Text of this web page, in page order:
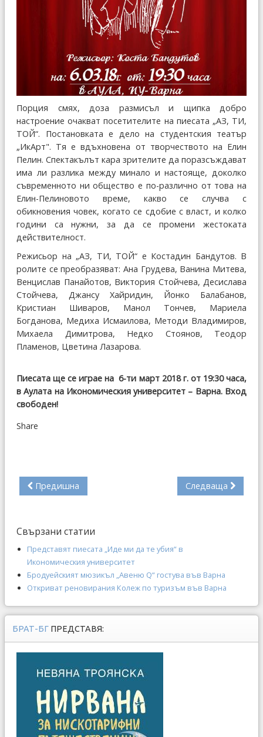
Порция смях, доза размисъл и щипка добро
настроение очакват посетителите на пиесата „АЗ, ТИ,
ТОЙ“. Постановката е дело на студентския театър
„ИкАрт". Тя е вдъхновена от творчеството на Елин
Пелин. Спектакълът кара зрителите да поразсъждават
има ли разлика между минало и настояще, доколко
съвременното ни общество е по-различно от това на
Елин-Пелиновото време, какво се случва с
обикновения човек, когато се сдобие с власт, и колко
години са нужни, за да се промени жестоката
действителност.
Режисьор на „АЗ, ТИ, ТОЙ“ е Костадин Бандутов. В
ролите се преобразяват: Ана Грудева, Ванина Митева,
Венцислав Панайотов, Виктория Стойчева, Десислава
Стойчева, Джансу Хайридин, Йонко Балабанов,
Кристиан Шиваров, Манол Тончев, Мариела
Богданова, Медиха Исмаилова, Методи Владимиров,
Михаела Димитрова, Недко Стоянов, Теодор
Пламенов, Цветина Лазарова.
Пиесата ще се играе на 6-ти март 2018 г. от 19:30 часа,
в Аулата на Икономическия университет – Варна. Вход
свободен!
Share
Предишна Следваща
Свързани статии
Представят пиесата „Иде ми да те убия“ в
Икономическия университет
Бродуейският мюзикъл „Авеню Q“ гостува във Варна
Откриват реновирания Колеж по туризъм във Варна
БРАТ-БГ ПРЕДСТАВЯ: